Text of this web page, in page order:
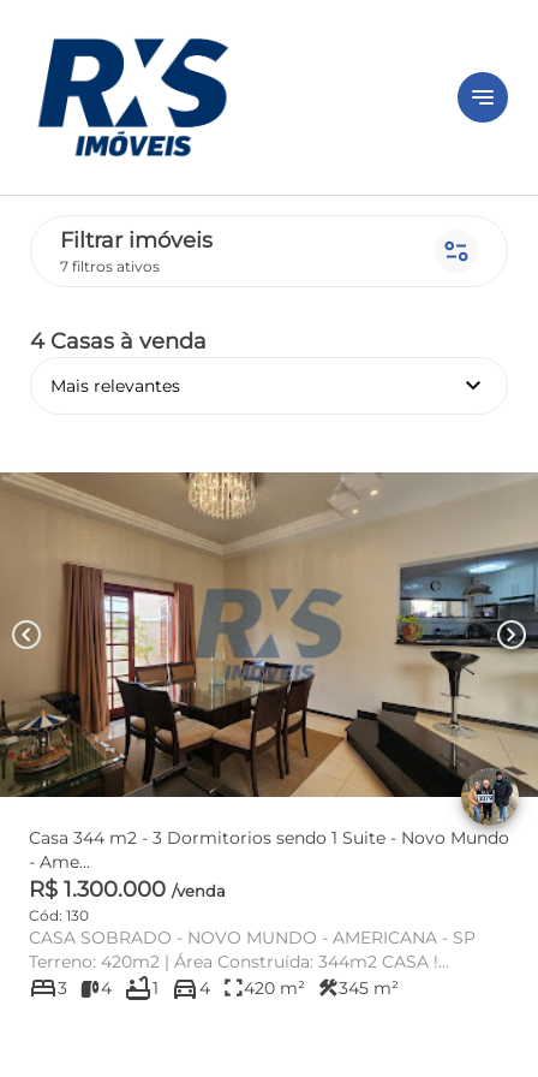
notes
Filtrar imóveis
7 filtros ativos page_info
4 Casas à venda
Mais relevantes keyboard_arrow_down
chevron_left chevron_right
Casa 344 m2 - 3 Dormitorios sendo 1 Suite - Novo Mundo
- Ame...
R$ 1.300.000 /venda
Cód: 130
CASA SOBRADO - NOVO MUNDO - AMERICANA - SP
Terreno: 420m2 | Área Construída: 344m2 CASA !
Localizada no Bairro de Fácil...
bed3 4 bathtub1 directions_car4 fullscreen420 m² construction345 m²